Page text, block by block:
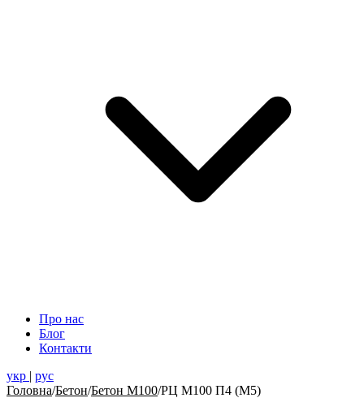
Про нас
Блог
Контакти
укр | рус
Головна/Бетон/Бетон М100/РЦ М100 П4 (М5)